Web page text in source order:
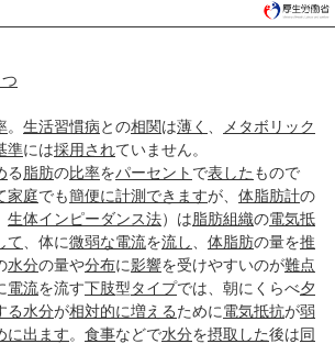
。 生活習慣病との相関は薄く
メタボリック
準には採用されていません。
る 脂肪の比率をパーセント で表した もので
家庭でも簡便に計測 できますが、 体脂肪計の
生体インピーダンス法）は脂肪組織の電気抵
て 、体に微弱な電流を流し 体脂肪の量を推
水分の量や分布に影響を受けやすいのが難点
電流を流す下肢型タイプでは、朝にくらべ夕
る水分が相対的に増えるために電気抵抗が弱
に出ます。 食事などで水分を摂取した後は同